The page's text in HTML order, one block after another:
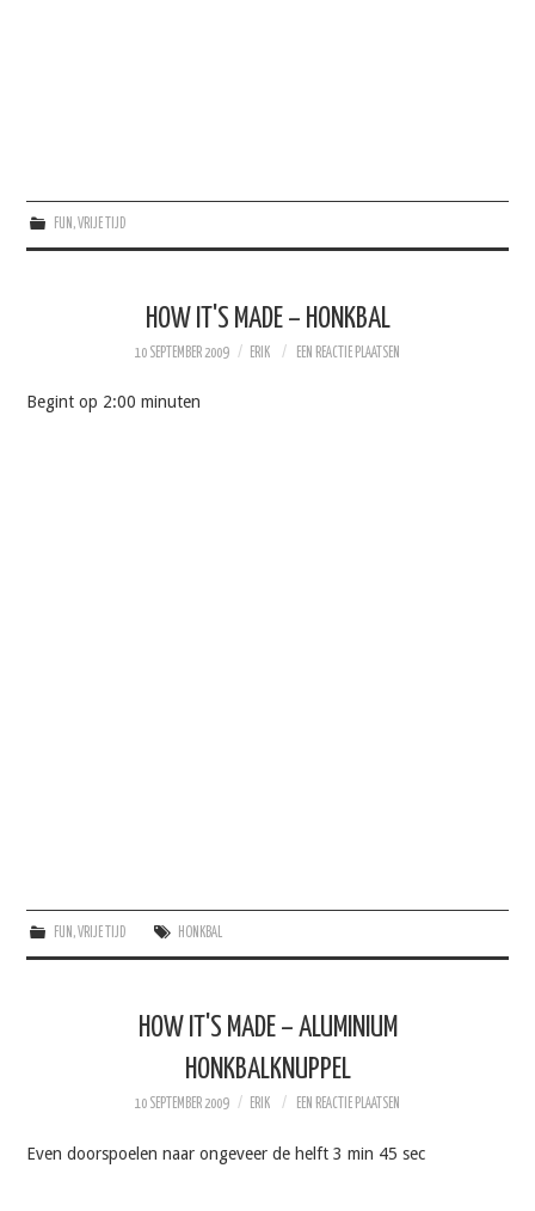
FUN ,VRIJE TIJD
HOW IT'S MADE – HONKBAL
10 SEPTEMBER 2009 ERIK EEN REACTIE PLAATSEN
Begint op 2:00 minuten
FUN ,VRIJE TIJD HONKBAL
HOW IT'S MADE – ALUMINIUM
HONKBALKNUPPEL
10 SEPTEMBER 2009 ERIK EEN REACTIE PLAATSEN
Even doorspoelen naar ongeveer de helft 3 min 45 sec